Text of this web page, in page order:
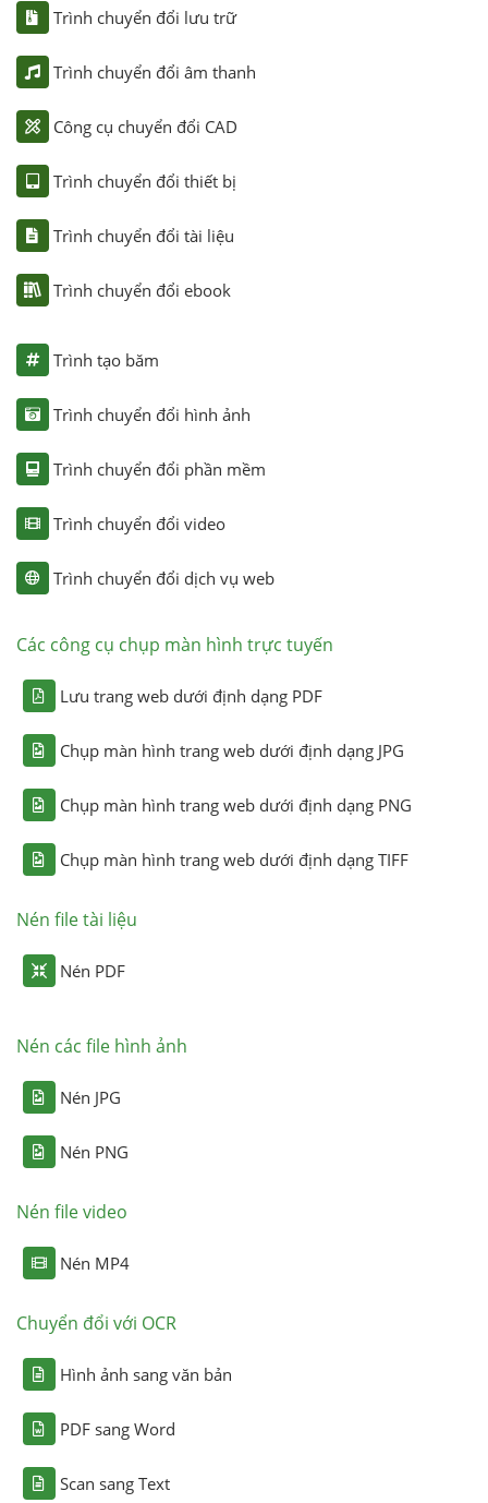
Trình chuyển đổi lưu trữ
Trình chuyển đổi âm thanh
Công cụ chuyển đổi CAD
Trình chuyển đổi thiết bị
Trình chuyển đổi tài liệu
Trình chuyển đổi ebook
Trình tạo băm
Trình chuyển đổi hình ảnh
Trình chuyển đổi phần mềm
Trình chuyển đổi video
Trình chuyển đổi dịch vụ web
Các công cụ chụp màn hình trực tuyến
Lưu trang web dưới định dạng PDF
Chụp màn hình trang web dưới định dạng JPG
Chụp màn hình trang web dưới định dạng PNG
Chụp màn hình trang web dưới định dạng TIFF
Nén file tài liệu
Nén PDF
Nén các file hình ảnh
Nén JPG
Nén PNG
Nén file video
Nén MP4
Chuyển đổi với OCR
Hình ảnh sang văn bản
PDF sang Word
Scan sang Text